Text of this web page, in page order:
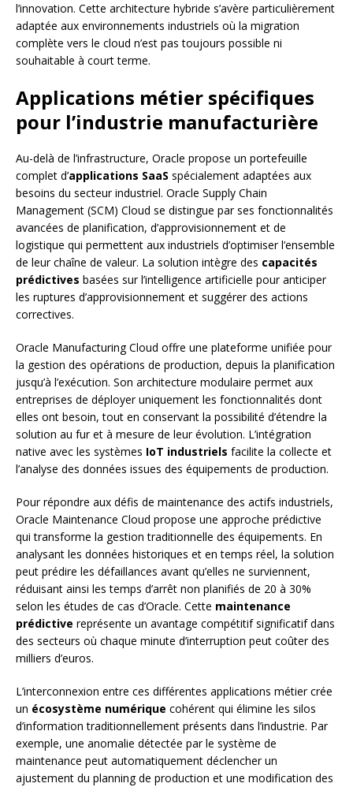
l’innovation. Cette architecture hybride s’avère particulièrement
adaptée aux environnements industriels où la migration
complète vers le cloud n’est pas toujours possible ni
souhaitable à court terme.
Applications métier spécifiques
pour l’industrie manufacturière
Au-delà de l’infrastructure, Oracle propose un portefeuille
complet d’applications SaaS spécialement adaptées aux
besoins du secteur industriel. Oracle Supply Chain
Management (SCM) Cloud se distingue par ses fonctionnalités
avancées de planification, d’approvisionnement et de
logistique qui permettent aux industriels d’optimiser l’ensemble
de leur chaîne de valeur. La solution intègre des capacités
prédictives basées sur l’intelligence artificielle pour anticiper
les ruptures d’approvisionnement et suggérer des actions
correctives.
Oracle Manufacturing Cloud offre une plateforme unifiée pour
la gestion des opérations de production, depuis la planification
jusqu’à l’exécution. Son architecture modulaire permet aux
entreprises de déployer uniquement les fonctionnalités dont
elles ont besoin, tout en conservant la possibilité d’étendre la
solution au fur et à mesure de leur évolution. L’intégration
native avec les systèmes IoT industriels facilite la collecte et
l’analyse des données issues des équipements de production.
Pour répondre aux défis de maintenance des actifs industriels,
Oracle Maintenance Cloud propose une approche prédictive
qui transforme la gestion traditionnelle des équipements. En
analysant les données historiques et en temps réel, la solution
peut prédire les défaillances avant qu’elles ne surviennent,
réduisant ainsi les temps d’arrêt non planifiés de 20 à 30%
selon les études de cas d’Oracle. Cette maintenance
prédictive représente un avantage compétitif significatif dans
des secteurs où chaque minute d’interruption peut coûter des
milliers d’euros.
L’interconnexion entre ces différentes applications métier crée
un écosystème numérique cohérent qui élimine les silos
d’information traditionnellement présents dans l’industrie. Par
exemple, une anomalie détectée par le système de
maintenance peut automatiquement déclencher un
ajustement du planning de production et une modification des